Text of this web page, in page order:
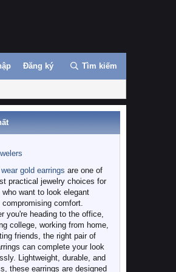
Đăng ký Tìm kiếm
gold earrings are one of
practical jewelry choices for
who want to look elegant
compromising comfort.
you're heading to the office,
college, working from home,
friends, the right pair of
can complete your look
Lightweight, durable, and
these earrings are designed